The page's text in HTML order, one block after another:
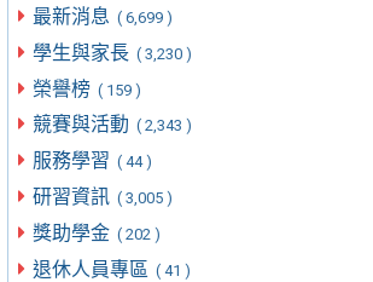
最新消息 ( 6,699 )
學生與家長 ( 3,230 )
榮譽榜 ( 159 )
競賽與活動 ( 2,343 )
服務學習 ( 44 )
研習資訊 ( 3,005 )
獎助學金 ( 202 )
退休人員專區 ( 41 )